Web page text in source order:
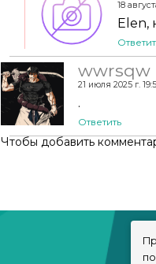
18
Elen,
wwrsqw
21 июля 2025 г.
.
Ответить
Чтобы добавить